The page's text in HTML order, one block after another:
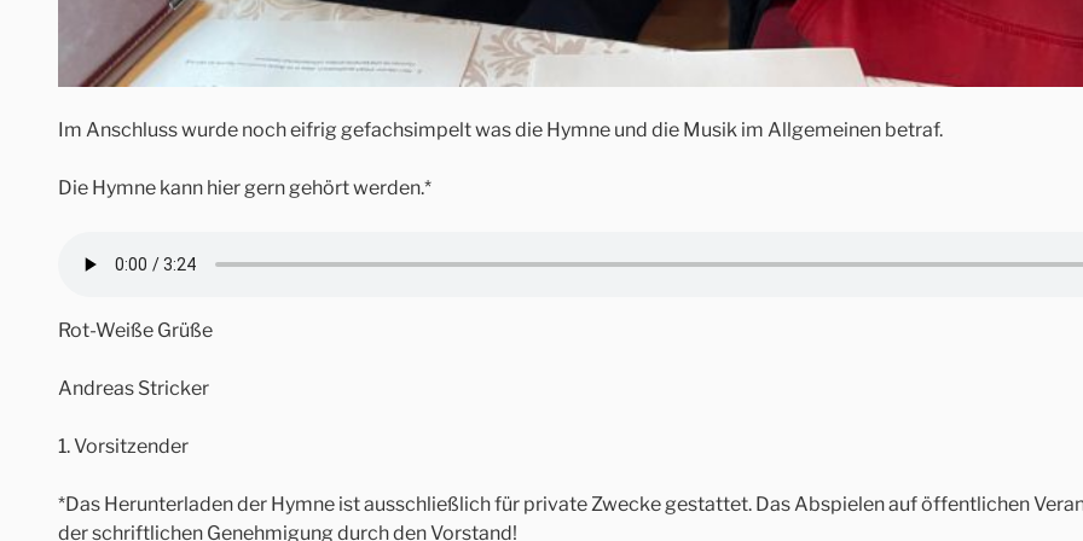
Im Anschluss wurde noch eifrig gefachsimpelt was die Hymne und die Musik im Allgemeinen betraf.
Die Hymne kann hier gern gehört werden.*
Rot-Weiße Grüße
Andreas Stricker
1. Vorsitzender
*Das Herunterladen der Hymne ist ausschließlich für private Zwecke gestattet. Das Abspielen auf öffentlichen
der schriftlichen Genehmigung durch den Vorstand!